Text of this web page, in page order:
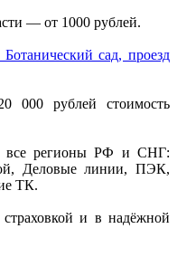
— от 1000 рублей.
Ботанический сад, проезд
000 рублей стоимость
все регионы РФ и СНГ:
Деловые линии, ПЭК,
ТК.
и в надёжной